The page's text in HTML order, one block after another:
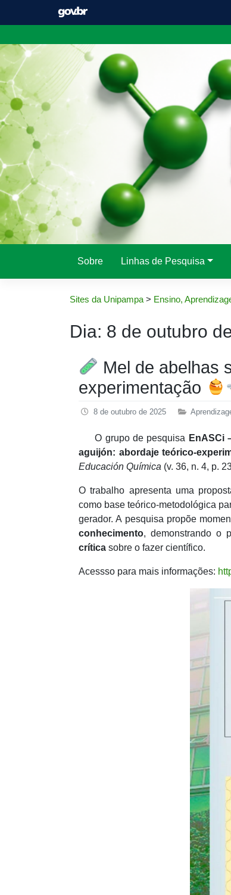
conteúdo
Sobre Linhas de Pesquisa
Sites da Unipampa > Ensino,
Dia: 8 de outubro
Mel de abelhas
experimentação
8 de outubro de 2025
O grupo de pesquisa EnASCi
aguijón: abordaje teórico-
Educación Química (v. 36, n. 4, p.
O trabalho apresenta uma
como base teórico-metodológica
gerador. A pesquisa propõe
conhecimento, demonstrando o
crítica sobre o fazer científico.
Acessso para mais informações: